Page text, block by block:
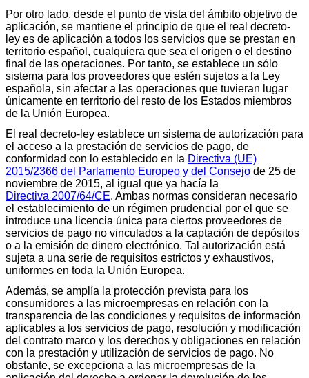
Por otro lado, desde el punto de vista del ámbito objetivo de
aplicación, se mantiene el principio de que el real decreto-
ley es de aplicación a todos los servicios que se prestan en
territorio español, cualquiera que sea el origen o el destino
final de las operaciones. Por tanto, se establece un sólo
sistema para los proveedores que estén sujetos a la Ley
española, sin afectar a las operaciones que tuvieran lugar
únicamente en territorio del resto de los Estados miembros
de la Unión Europea.
El real decreto-ley establece un sistema de autorización para
el acceso a la prestación de servicios de pago, de
conformidad con lo establecido en la Directiva (UE)
2015/2366 del Parlamento Europeo y del Consejo de 25 de
noviembre de 2015, al igual que ya hacía la
Directiva 2007/64/CE. Ambas normas consideran necesario
el establecimiento de un régimen prudencial por el que se
introduce una licencia única para ciertos proveedores de
servicios de pago no vinculados a la captación de depósitos
o a la emisión de dinero electrónico. Tal autorización está
sujeta a una serie de requisitos estrictos y exhaustivos,
uniformes en toda la Unión Europea.
Además, se amplía la protección prevista para los
consumidores a las microempresas en relación con la
transparencia de las condiciones y requisitos de información
aplicables a los servicios de pago, resolución y modificación
del contrato marco y los derechos y obligaciones en relación
con la prestación y utilización de servicios de pago. No
obstante, se excepciona a las microempresas de la